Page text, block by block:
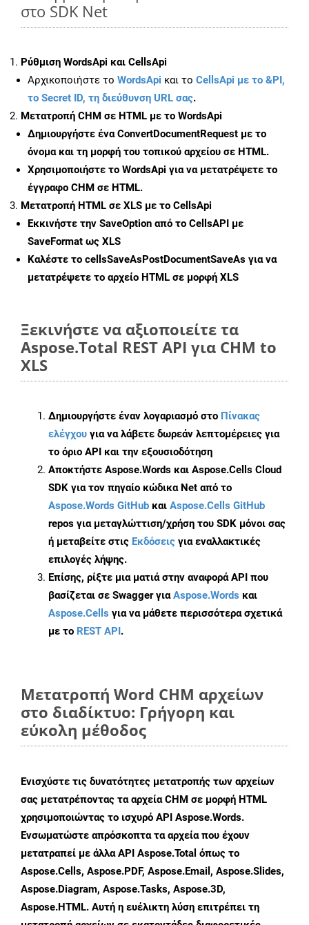
στο SDK Net
Ρύθμιση WordsApi και CellsApi
Αρχικοποιήστε το WordsApi και το CellsApi με το &PI,
το Secret ID, τη διεύθυνση URL σας.
Μετατροπή CHM σε HTML με το WordsApi
Δημιουργήστε έναConvertDocumentRequest με το
όνομα και τη μορφή του τοπικού αρχείου σε HTML.
Χρησιμοποιήστε το WordsApi για να μετατρέψετε το
έγγραφο CHM σε HTML.
Μετατροπή HTML σε XLS με το CellsApi
Εκκινήστε την SaveOption από το CellsAPI με
SaveFormat ως XLS
Καλέστε το cellsSaveAsPostDocumentSaveAs για να
μετατρέψετε το αρχείο HTML σε μορφή XLS
Ξεκινήστε να αξιοποιείτε τα
Aspose.Total REST API για CHM to
XLS
Δημιουργήστε έναν λογαριασμό στο Πίνακας
ελέγχου για να λάβετε δωρεάν λεπτομέρειες για
το όριο API και την εξουσιοδότηση
Αποκτήστε Aspose.Words και Aspose.Cells Cloud
SDK για τον πηγαίο κώδικα Net από το
Aspose.Words GitHub και Aspose.Cells GitHub
repos για μεταγλώττιση/χρήση του SDK μόνοι σας
ή μεταβείτε στις Εκδόσεις για εναλλακτικές
επιλογές λήψης.
Επίσης, ρίξτε μια ματιά στην αναφορά API που
βασίζεται σε Swagger γιαAspose.Words και
Aspose.Cells για να μάθετε περισσότερα σχετικά
με το REST API.
Μετατροπή Word CHM αρχείων
στο διαδίκτυο: Γρήγορη και
εύκολη μέθοδος
Ενισχύστε τις δυνατότητες μετατροπής των αρχείων
σας μετατρέποντας τα αρχεία CHM σε μορφή HTML
χρησιμοποιώντας το ισχυρό API Aspose.Words.
Ενσωματώστε απρόσκοπτα τα αρχεία που έχουν
μετατραπεί με άλλα API Aspose.Total όπως το
Aspose.Cells, Aspose.PDF, Aspose.Email, Aspose.Slides,
Aspose.Diagram, Aspose.Tasks, Aspose.3D,
Aspose.HTML. Αυτή η ευέλικτη λύση επιτρέπει τη